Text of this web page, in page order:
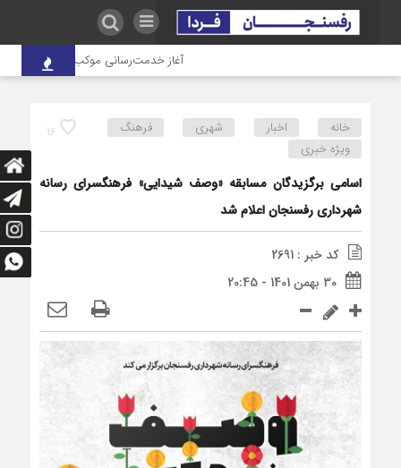
آغاز خدمت‌رسانی موکب درمانی شهدای
16 خانه اخبار شهری
فرهنگ
ویژه خبری
اسامی برگزیدگان مسابقه «وصف شیدایی» فرهنگسرای رسانه
شهرداری رفسنجان اعلام شد
کد خبر : 2691
30 بهمن 1401 - 20:45